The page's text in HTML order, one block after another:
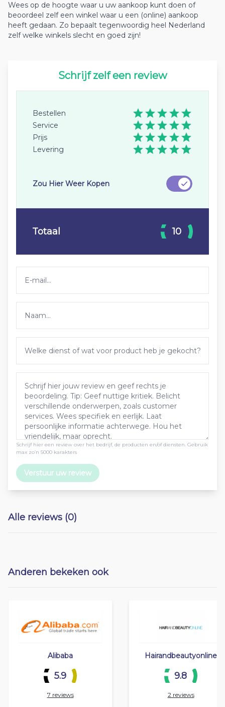
Wees op de hoogte waar u uw aankoop kunt doen of
beoordeel zelf een winkel waar u een (online) aankoop
heeft gedaan. Zo bepaalt tegenwoordig heel Nederland
zelf welke winkels slecht en goed zijn!
Schrijf zelf een review
Schrijf hier een review over het bedrijf, de producten en/of diensten. Gebruik
max zo’n 5000 karakters
Verstuur uw review
Bestellen
Service
Prijs
Levering
Zou Hier Weer Kopen
Totaal 10
Alle reviews (0)
Anderen bekeken ook
Alibaba
5.9
7 reviews
Hairandbeautyonline
9.8
2 reviews